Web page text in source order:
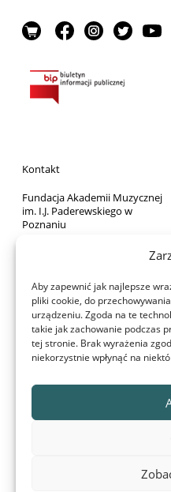
Aby zapewnić jak najlepsze
pliki cookie, do
urządzeniu. Zgoda na te
takie jak zachowanie podczas
tej stronie. Brak wyrażenia
niekorzystnie wpłynąć na
Kontakt
Fundacja Akademii Muzycznej
im. I.J. Paderewskiego w
Poznaniu
Wydawnictwo
Archiwum Akademii
Dom Studenta
Projekty dofinansowane z
© 2022 Akademia Muzyczna
na używanie plików cookie,